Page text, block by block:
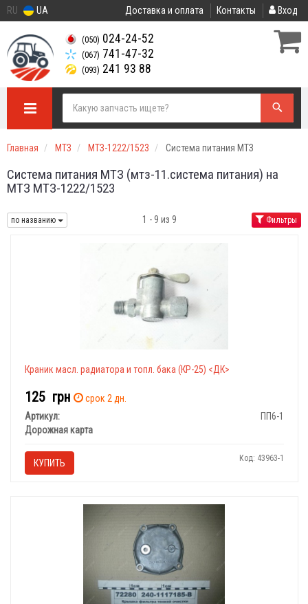
RU UA Доставка и оплата Контакты Вход
(050) 024-24-52
(067) 741-47-32
(093) 241 93 88
Главная МТЗ МТЗ-1222/1523 Система питания МТЗ
Система питания МТЗ (мтз-11.система питания) на
МТЗ МТЗ-1222/1523
по названию 1 - 9 из 9 Фильтры
Краник масл. радиатора и топл. бака (КР-25) <ДК>
125 грн
срок 2 дн.
Артикул:
ПП6-1
Дорожная карта
КУПИТЬ Код: 43963-1